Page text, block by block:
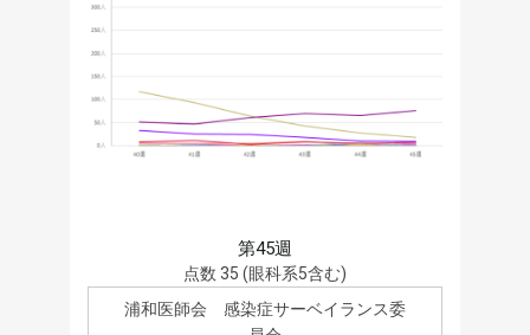
第45週
点数 35 (眼科系5含む)
浦和医師会 感染症サーベイランス委